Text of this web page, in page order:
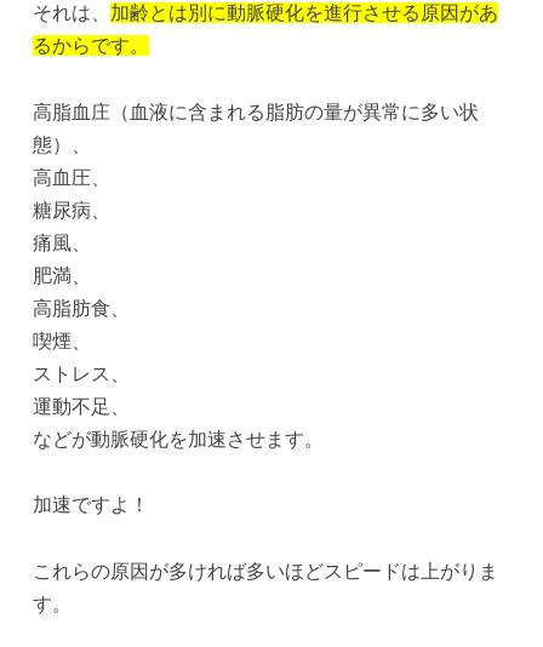
それは、 加齢とは別に動脈硬化を進行させる原因があ
るからです。
高脂血庄（血液に含まれる脂肪の量が異常に多い状
態）、
高血圧、
糖尿病、
痛風、
肥満、
高脂肪食、
喫煙、
ストレス、
運動不足、
などが動脈硬化を加速させます。
加速ですよ！
これらの原因が多ければ多いほどスピードは上がりま
す。